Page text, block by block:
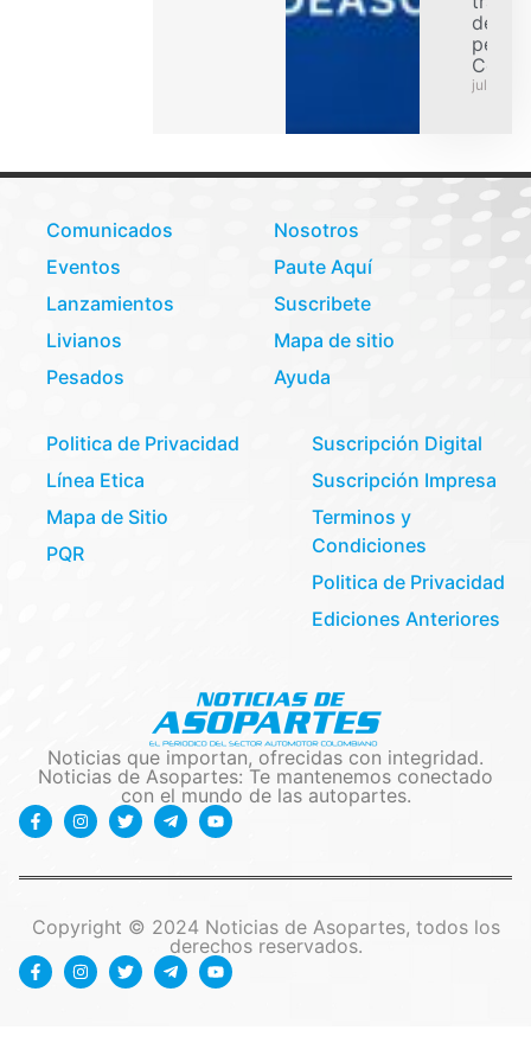
de
julio 31,
Comunicados
Eventos
Lanzamientos
Livianos
Pesados
Nosotros
Paute Aquí
Suscribete
Mapa de sitio
Ayuda
Politica de Privacidad
Línea Etica
Mapa de Sitio
PQR
Suscripción Digital
Suscripción Impresa
Terminos y
Condiciones
Politica de Privacidad
Ediciones Anteriores
Noticias que importan, ofrecidas con integridad.
Noticias de Asopartes: Te mantenemos conectado
con el mundo de las autopartes.
Copyright © 2024 Noticias de Asopartes, todos los
derechos reservados.